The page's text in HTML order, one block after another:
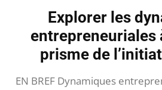
Explorer les
entrepreneuriales
prisme de
EN BREF Dynamiques